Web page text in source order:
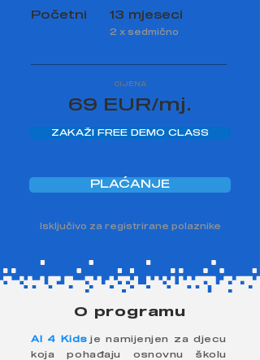
Početni 13 mjeseci
2 x sedmično
CIJENA
69 EUR/mj.
ZAKAŽI FREE DEMO CLASS
PLAĆANJE
Isključivo za registrirane polaznike
O programu
AI 4 Kids je namijenjen za djecu
koja pohađaju osnovnu školu